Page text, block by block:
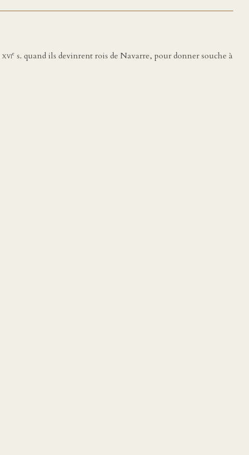
xvie s. quand ils devinrent rois de Navarre, pour donner souche à